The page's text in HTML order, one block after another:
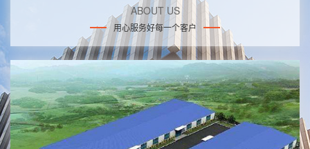
ABOUT US
用心服务好每一个客户